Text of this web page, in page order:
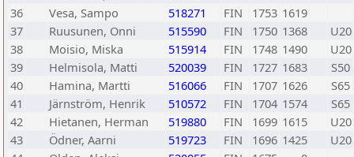
36
Vesa, Sampo 518271 FIN 1753 1619
37
Ruusunen, Onni 515590 FIN 1750 1368
U20
38
Moisio, Miska 515914 FIN 1748 1490
U20
39
Helmisola, Matti 520039 FIN 1727 1683
S50
40
Hamina, Martti 516066 FIN 1707 1626
S65
41
Järnström, Henrik 510572 FIN 1704 1574
S65
42
Hietanen, Herman 519880 FIN 1699 1615
U20
43
Ödner, Aarni 519723 FIN 1696 1425
U20